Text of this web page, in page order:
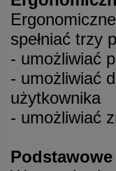
spełniać trzy
- umożliwiać
- umożliwiać
użytkownika
- umożliwiać